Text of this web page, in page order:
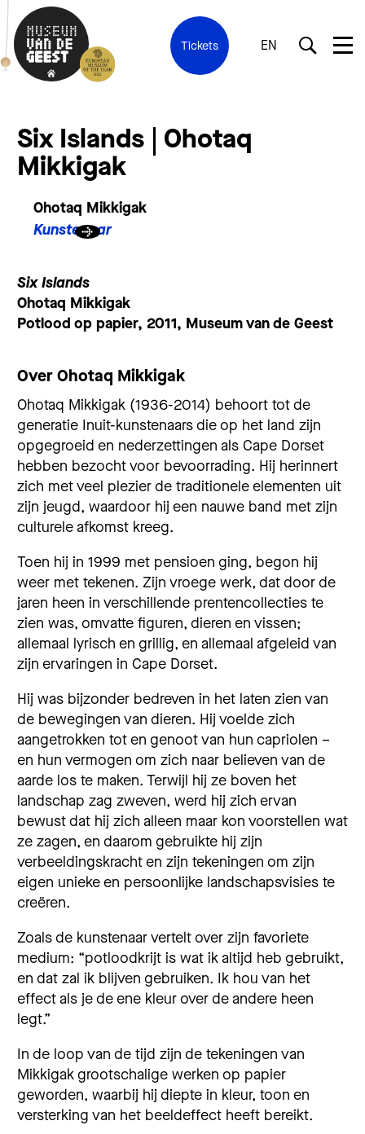
Tickets EN
Six Islands | Ohotaq
Mikkigak
Ohotaq Mikkigak
Kunstenaar
Six Islands
Ohotaq Mikkigak
Potlood op papier, 2011, Museum van de Geest
OverOhotaq Mikkigak
Ohotaq Mikkigak (1936-2014) behoort tot de
generatie Inuit-kunstenaars die op het land zijn
opgegroeid en nederzettingen als Cape Dorset
hebben bezocht voor bevoorrading. Hij herinnert
zich met veel plezier de traditionele elementen uit
zijn jeugd, waardoor hij een nauwe band met zijn
culturele afkomst kreeg.
Toen hij in 1999 met pensioen ging, begon hij
weer met tekenen. Zijn vroege werk, dat door de
jaren heen in verschillende prentencollecties te
zien was, omvatte figuren, dieren en vissen;
allemaal lyrisch en grillig, en allemaal afgeleid van
zijn ervaringen in Cape Dorset.
Hij was bijzonder bedreven in het laten zien van
de bewegingen van dieren. Hij voelde zich
aangetrokken tot en genoot van hun capriolen –
en hun vermogen om zich naar believen van de
aarde los te maken. Terwijl hij ze boven het
landschap zag zweven, werd hij zich ervan
bewust dat hij zich alleen maar kon voorstellen wat
ze zagen, en daarom gebruikte hij zijn
verbeeldingskracht en zijn tekeningen om zijn
eigen unieke en persoonlijke landschapsvisies te
creëren.
Zoals de kunstenaar vertelt over zijn favoriete
medium: “potloodkrijt is wat ik altijd heb gebruikt,
en dat zal ik blijven gebruiken. Ik hou van het
effect als je de ene kleur over de andere heen
legt.”
In de loop van de tijd zijn de tekeningen van
Mikkigak grootschalige werken op papier
geworden, waarbij hij diepte in kleur, toon en
versterking van het beeldeffect heeft bereikt.